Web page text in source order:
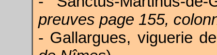
preuves page 155,
- Gallargues, viguerie